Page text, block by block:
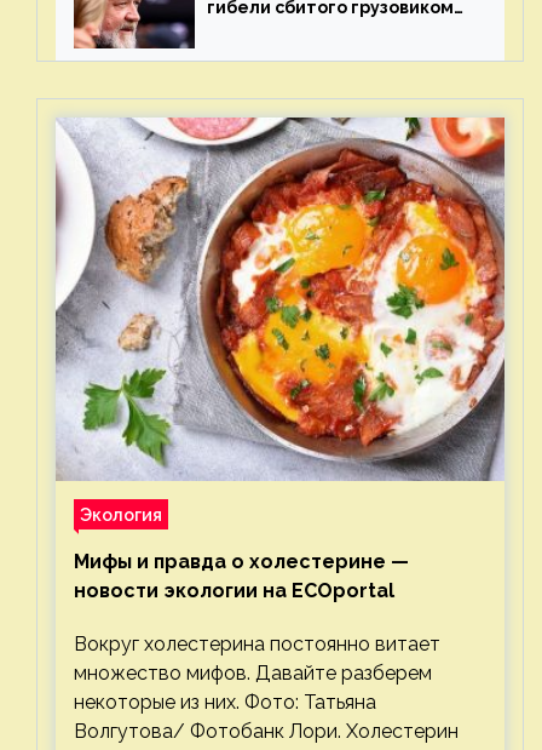
гибели сбитого грузовиком
Экология
Мифы и правда о холестерине —
новости экологии на ECOportal
Вокруг холестерина постоянно витает
множество мифов. Давайте разберем
некоторые из них. Фото: Татьяна
Волгутова/ Фотобанк Лори. Холестерин